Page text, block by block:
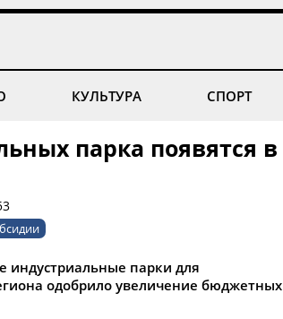
КУЛЬТУРА СПОРТ
парка появятся в
индустриальные парки для
одобрило увеличение бюджетных